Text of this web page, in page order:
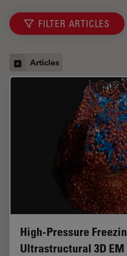
FILTER ARTICLES
Articles
High-Pressure
Ultrastructural 3D EM